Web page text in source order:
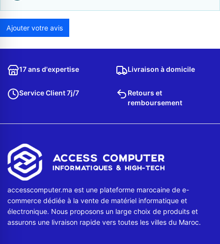
Appelez-nous au
06 37 08 07 06
Contactez-nous
Envoyer un message
Ajouter votre avis
17 ans d'expertise Livraison à domicile
Service Client 7j/7
Retours et
remboursement
accesscomputer.ma est une plateforme marocaine de e-
commerce dédiée à la vente de matériel informatique et
électronique. Nous proposons un large choix de produits et
assurons une livraison rapide vers toutes les villes du Maroc.